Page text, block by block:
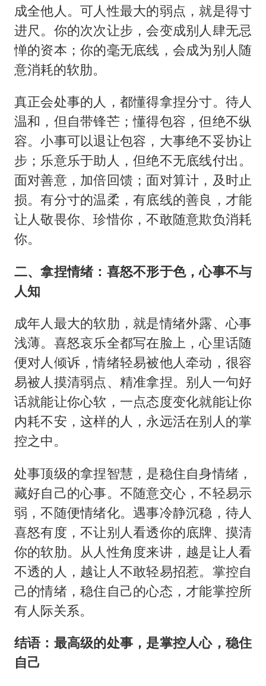
成全他人。可人性最大的弱点，就是得寸
进尺。你的次次让步，会变成别人肆无忌
惮的资本；你的毫无底线，会成为别人随
意消耗的软肋。
真正会处事的人，都懂得拿捏分寸。待人
温和，但自带锋芒；懂得包容，但绝不纵
容。小事可以退让包容，大事绝不妥协让
步；乐意乐于助人，但绝不无底线付出。
面对善意，加倍回馈；面对算计，及时止
损。有分寸的温柔，有底线的善良，才能
让人敬畏你、珍惜你，不敢随意欺负消耗
你。
二、拿捏情绪：喜怒不形于色，心事不与
人知
成年人最大的软肋，就是情绪外露、心事
浅薄。喜怒哀乐全都写在脸上，心里话随
便对人倾诉，情绪轻易被他人牵动，很容
易被人摸清弱点、精准拿捏。别人一句好
话就能让你心软，一点态度变化就能让你
内耗不安，这样的人，永远活在别人的掌
控之中。
处事顶级的拿捏智慧，是稳住自身情绪，
藏好自己的心事。不随意交心，不轻易示
弱，不随便情绪化。遇事冷静沉稳，待人
喜怒有度，不让别人看透你的底牌、摸清
你的软肋。从人性角度来讲，越是让人看
不透的人，越让人不敢轻易招惹。掌控自
己的情绪，稳住自己的心态，才能掌控所
有人际关系。
结语：最高级的处事，是掌控人心，稳住
自己